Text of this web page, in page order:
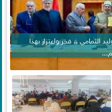
التمامي .. فخر واعتزاز بهذا